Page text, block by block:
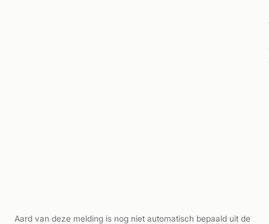
Aard van deze melding is nog niet automatisch bepaald uit de